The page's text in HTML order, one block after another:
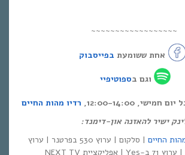
~~~~~~~~~~~~~~~~~~
אחת ששומעת בפייסבוק
וגם בספוטיפיי
12:00-14:00,
רדיו מהות החיים
ישיר להאזנה און-דימנד:
החיים
| סלקום | ערוץ 530 בפרטנר | ערוץ